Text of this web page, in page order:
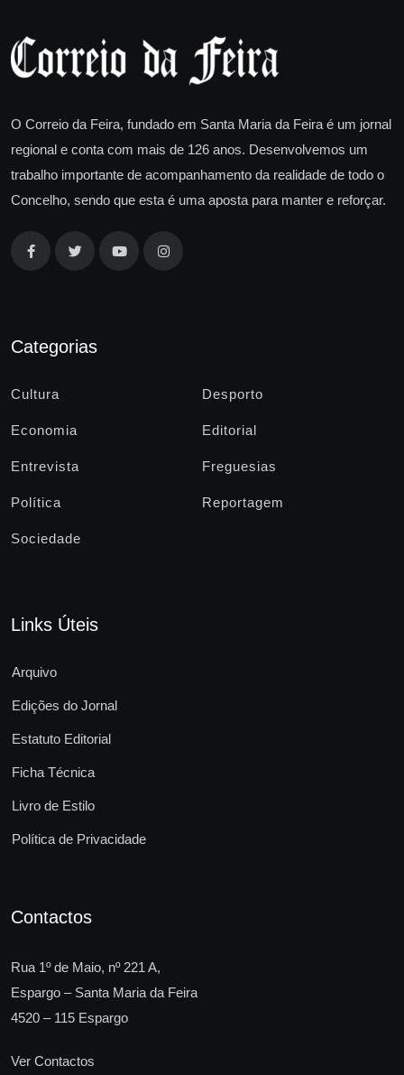
O Correio da Feira, fundado em Santa Maria da Feira é um jornal
regional e conta com mais de 126 anos. Desenvolvemos um
trabalho importante de acompanhamento da realidade de todo o
Concelho, sendo que esta é uma aposta para manter e reforçar.
Categorias
Cultura Desporto
Economia Editorial
Entrevista Freguesias
Política Reportagem
Sociedade
Links Úteis
Arquivo
Edições do Jornal
Estatuto Editorial
Ficha Técnica
Livro de Estilo
Política de Privacidade
Contactos
Rua 1º de Maio, nº 221 A,
Espargo – Santa Maria da Feira
4520 – 115 Espargo
Ver Contactos